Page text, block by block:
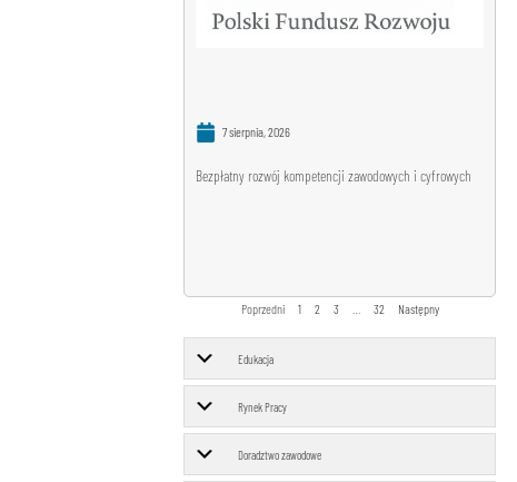
Bezpłatny rozwój kompetencji zawodowych i cyfrowych
7 sierpnia, 2026
Poprzedni 1 2 3 32 Następny
Edukacja
Rynek Pracy
Doradztwo zawodowe